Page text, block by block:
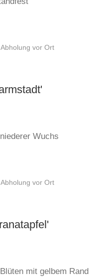
Abholung vor Ort
Wuchs
Abholung vor Ort
mit gelbem Rand